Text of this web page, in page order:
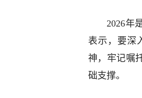
2026年
表示，要深
神，牢记嘱
础支撑。